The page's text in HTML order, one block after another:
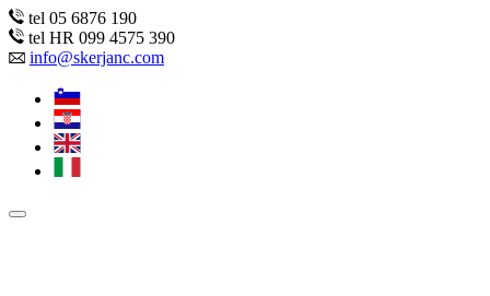
tel 05 6876 190
tel HR 099 4575 390
info@skerjanc.com